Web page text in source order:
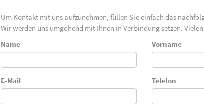
Um Kontakt mit uns aufzunehmen, füllen Sie einfach das
Wir werden uns umgehend mit Ihnen in Verbindung setzen.
Name
Vorname
E-Mail Telefon